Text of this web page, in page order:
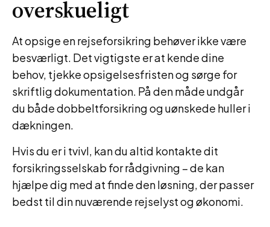
overskueligt
At opsige en rejseforsikring behøver ikke være
besværligt. Det vigtigste er at kende dine
behov, tjekke opsigelsesfristen og sørge for
skriftlig dokumentation. På den måde undgår
du både dobbeltforsikring og uønskede huller i
dækningen.
Hvis du er i tvivl, kan du altid kontakte dit
forsikringsselskab for rådgivning – de kan
hjælpe dig med at finde den løsning, der passer
bedst til din nuværende rejselyst og økonomi.